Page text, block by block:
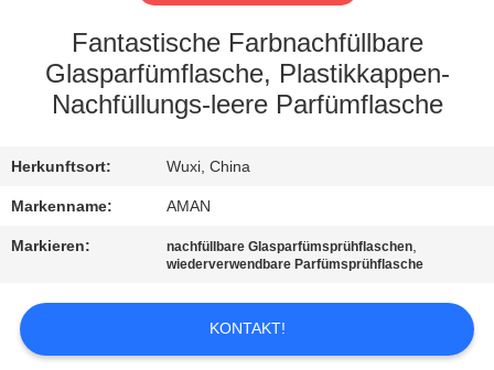
ÜBER
UNS
QUALITÄTSKONTROLLE
MIT
UNS
Fantastische Farbnachfüllbare
Glasparfümflasche, Plastikkappen-
Nachfüllungs-leere Parfümflasche
Herkunftsort: Wuxi, China
Markenname: AMAN
Markieren: nachfüllbare Glasparfümsprühflaschen,
wiederverwendbare Parfümsprühflasche
KONTAKT!